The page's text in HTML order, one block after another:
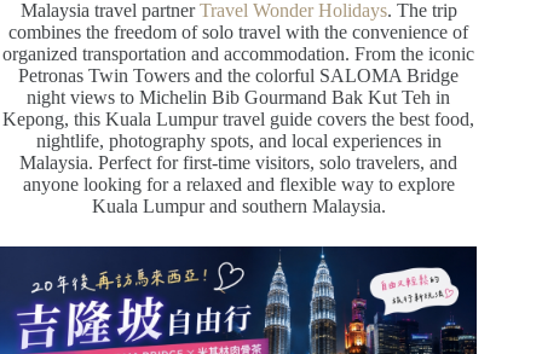
Malaysia travel partnerTravel Wonder Holidays. The trip
combines the freedom of solo travel with the convenience of
organized transportation and accommodation. From the iconic
Petronas Twin Towers and the colorful SALOMA Bridge
night views to Michelin Bib Gourmand Bak Kut Teh in
Kepong, this Kuala Lumpur travel guide covers the best food,
nightlife, photography spots, and local experiences in
Malaysia. Perfect for first-time visitors, solo travelers, and
anyone looking for a relaxed and flexible way to explore
Kuala Lumpur and southern Malaysia.